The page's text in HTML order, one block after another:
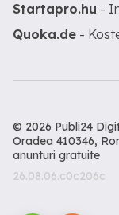
Startapro.hu -
Quoka.de -
© 2026 Publi24
Oradea 410346,
anunturi gratuite
26.08.06.c0c206c